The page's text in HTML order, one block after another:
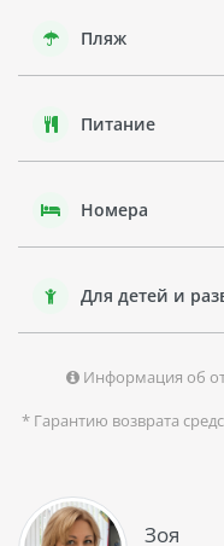
который славится
где гости могут
солнцем и
Кроме того, Алассио
местной кухни и
Пляж
Питание
Номера
Для детей и
Информация об
* Гарантию возврата
Зоя